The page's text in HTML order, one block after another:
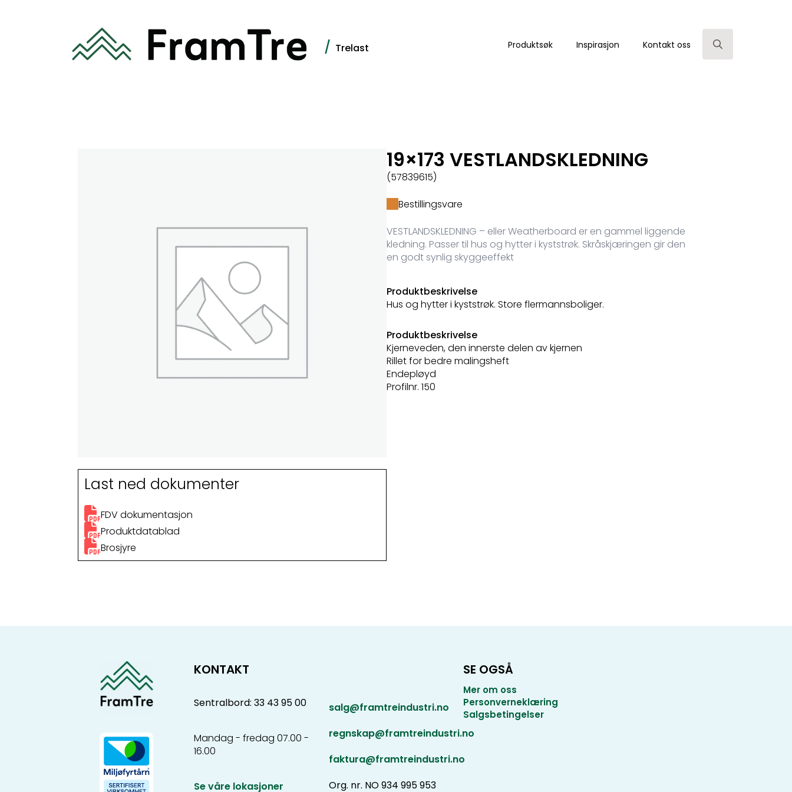
/ Trelast Produktsøk Inspirasjon Kontakt oss
Last ned dokumenter
FDV dokumentasjon
Produktdatablad
Brosjyre
19×173 VESTLANDSKLEDNING
(57839615)
Bestillingsvare
VESTLANDSKLEDNING – eller Weatherboard er en gammel liggende
kledning. Passer til hus og hytter i kyststrøk. Skråskjæringen gir den
en godt synlig skyggeeffekt
Produktbeskrivelse
Hus og hytter i kyststrøk. Store flermannsboliger.
Produktbeskrivelse
Kjerneveden, den innerste delen av kjernen
Rillet for bedre malingsheft
Endepløyd
Profilnr. 150
KONTAKT
Sentralbord: 33 43 95 00
Mandag - fredag 07.00 -
16.00
Se våre lokasjoner
salg@framtreindustri.no
regnskap@framtreindustri.no
faktura@framtreindustri.no
Org. nr. NO 934 995 953
SE OGSÅ
Mer om oss
Personverneklæring
Salgsbetingelser